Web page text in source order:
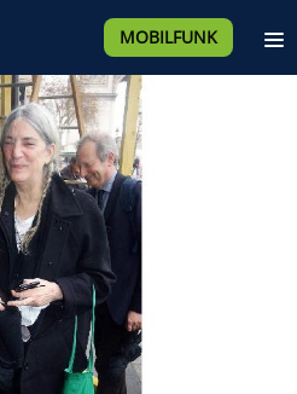
MOBILFUNK